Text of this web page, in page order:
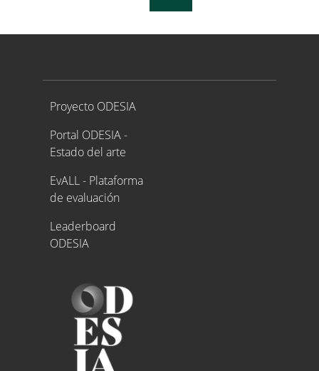
Proyecto ODESIA
Proyecto ODESIA
Portal ODESIA -
Estado del arte
EvALL - Plataforma
de evaluación
Leaderboard
ODESIA